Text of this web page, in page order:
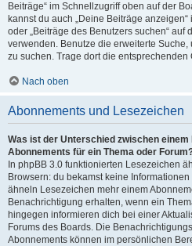
Beiträge“ im Schnellzugriff oben auf der
kannst du auch „Deine Beiträge
oder „Beiträge des Benutzers suchen“ auf
verwenden. Benutze die erweiterte
zu suchen. Trage dort die
Nach oben
Abonnements und Lesezeichen
Was ist der Unterschied zwischen einem
Abonnements für ein Thema oder
In phpBB 3.0 funktionierten Lesezeichen
Browsern: du bekamst keine
ähneln Lesezeichen mehr einem
Benachrichtigung erhalten, wenn ein
hingegen informieren dich bei einer
Forums des Boards. Die
Abonnements können im persönlichen